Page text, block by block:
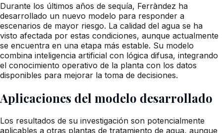
Durante los últimos años de sequía, Ferràndez ha
desarrollado un nuevo modelo para responder a
escenarios de mayor riesgo. La calidad del agua se ha
visto afectada por estas condiciones, aunque actualmente
se encuentra en una etapa más estable. Su modelo
combina inteligencia artificial con lógica difusa, integrando
el conocimiento operativo de la planta con los datos
disponibles para mejorar la toma de decisiones.
Aplicaciones del modelo desarrollado
Los resultados de su investigación son potencialmente
aplicables a otras plantas de tratamiento de agua, aunque